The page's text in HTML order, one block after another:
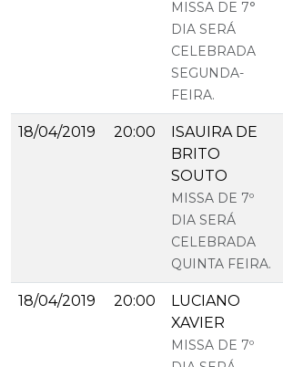
MISSA DE 7°
DIA SERÁ
CELEBRADA
SEGUNDA-
FEIRA.
18/04/2019 20:00
ISAUIRA DE
BRITO
SOUTO
MISSA DE 7º
DIA SERÁ
CELEBRADA
QUINTA FEIRA.
18/04/2019 20:00
LUCIANO
XAVIER
MISSA DE 7º